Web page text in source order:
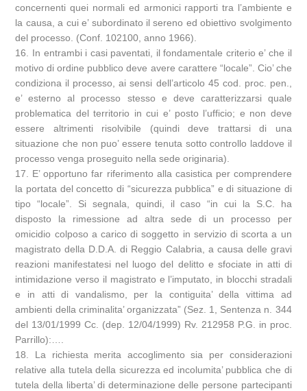
concernenti quei normali ed armonici rapporti tra l’ambiente e
la causa, a cui e’ subordinato il sereno ed obiettivo svolgimento
del processo. (Conf. 102100, anno 1966).
16. In entrambi i casi paventati, il fondamentale criterio e’ che il
motivo di ordine pubblico deve avere carattere “locale”. Cio’ che
condiziona il processo, ai sensi dell’articolo 45 cod. proc. pen.,
e’ esterno al processo stesso e deve caratterizzarsi quale
problematica del territorio in cui e’ posto l’ufficio; e non deve
essere altrimenti risolvibile (quindi deve trattarsi di una
situazione che non puo’ essere tenuta sotto controllo laddove il
processo venga proseguito nella sede originaria).
17. E’ opportuno far riferimento alla casistica per comprendere
la portata del concetto di “sicurezza pubblica” e di situazione di
tipo “locale”. Si segnala, quindi, il caso “in cui la S.C. ha
disposto la rimessione ad altra sede di un processo per
omicidio colposo a carico di soggetto in servizio di scorta a un
magistrato della D.D.A. di Reggio Calabria, a causa delle gravi
reazioni manifestatesi nel luogo del delitto e sfociate in atti di
intimidazione verso il magistrato e l’imputato, in blocchi stradali
e in atti di vandalismo, per la contiguita’ della vittima ad
ambienti della criminalita’ organizzata” (Sez. 1, Sentenza n. 344
del 13/01/1999 Cc. (dep. 12/04/1999) Rv. 212958 P.G. in proc.
Parrillo):….
18. La richiesta merita accoglimento sia per considerazioni
relative alla tutela della sicurezza ed incolumita’ pubblica che di
tutela della liberta’ di determinazione delle persone partecipanti